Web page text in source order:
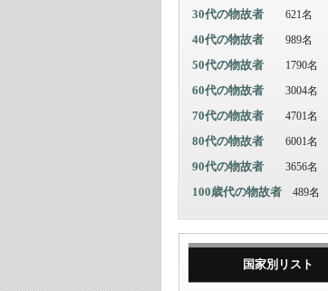
30代の物故者 621名
40代の物故者 989名
50代の物故者 1790名
60代の物故者 3004名
70代の物故者 4701名
80代の物故者 6001名
90代の物故者 3656名
100歳代の物故者 489名
国家別リスト